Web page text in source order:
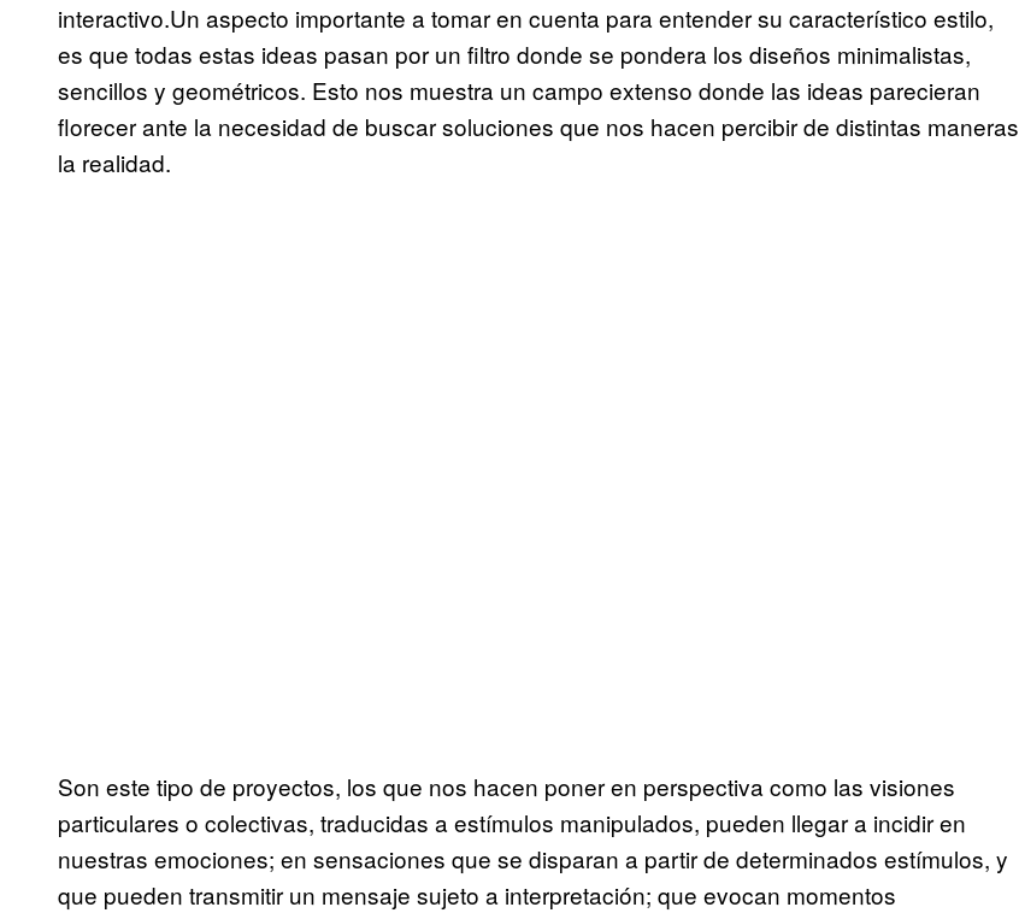
interactivo.Un aspecto importante a tomar en cuenta para entender su característico estilo,
es que todas estas ideas pasan por un filtro donde se pondera los diseños minimalistas,
sencillos y geométricos. Esto nos muestra un campo extenso donde las ideas parecieran
florecer ante la necesidad de buscar soluciones que nos hacen percibir de distintas maneras
la realidad.
Son este tipo de proyectos, los que nos hacen poner en perspectiva como las visiones
particulares o colectivas, traducidas a estímulos manipulados, pueden llegar a incidir en
nuestras emociones; en sensaciones que se disparan a partir de determinados estímulos, y
que pueden transmitir un mensaje sujeto a interpretación; que evocan momentos